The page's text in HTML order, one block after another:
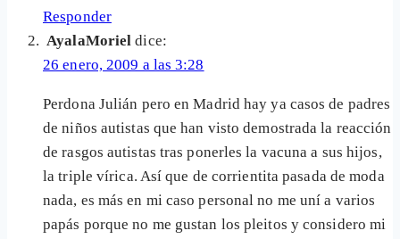
Responder
AyalaMoriel dice:
26 enero, 2009 a las 3:28
Perdona Julián pero en Madrid hay ya casos de padres
de niños autistas que han visto demostrada la reacción
de rasgos autistas tras ponerles la vacuna a sus hijos,
la triple vírica. Así que de corrientita pasada de moda
nada, es más en mi caso personal no me uní a varios
papás porque no me gustan los pleitos y considero mi